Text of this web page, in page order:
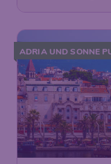
ADRIA UND SONNE